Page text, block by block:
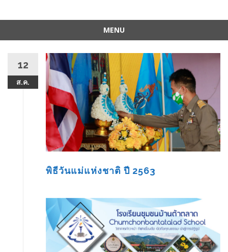
MENU
content
12
ส.ค.
พิธีวันแม่แห่งชาติ ปี 2563